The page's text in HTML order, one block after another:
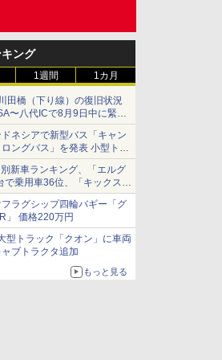
ング
1週間 1カ月
田橋（下り線）の復旧状況
〜八代ICで8月9日中に緊急
ネシアで新型バス「キャン
ングバス」を発表 小型トラ
旅客輸送向けバス
新車ランキング、「エルグ
で乗用車36位、「キックス」
ラグシップ四輪バギー「グ
」 価格220万円
型トラック「クオン」に車両
ブトラクタ追加
もっと見る